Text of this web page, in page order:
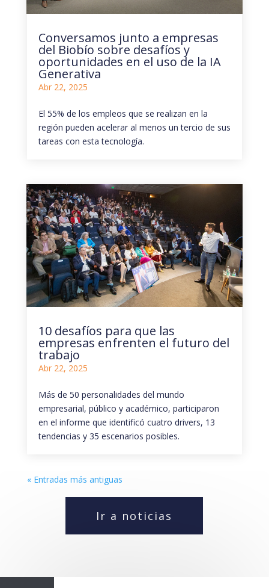
Conversamos junto a empresas
del Biobío sobre desafíos y
oportunidades en el uso de la IA
Generativa
Abr 22, 2025
El 55% de los empleos que se realizan en la
región pueden acelerar al menos un tercio de sus
tareas con esta tecnología.
10 desafíos para que las
empresas enfrenten el futuro del
trabajo
Abr 22, 2025
Más de 50 personalidades del mundo
empresarial, público y académico, participaron
en el informe que identificó cuatro drivers, 13
tendencias y 35 escenarios posibles.
« Entradas más antiguas
Ir a noticias